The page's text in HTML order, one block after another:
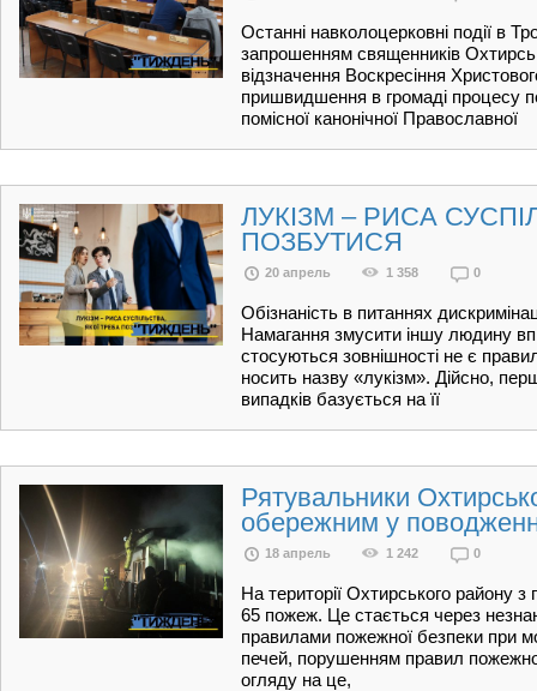
Останні навколоцерковні події в
запрошенням священників
відзначення Воскресіння
пришвидшення в громаді процесу
помісної канонічної Православної
ЛУКІЗМ – РИСА
ПОЗБУТИСЯ
20 апрель 1 358 0
Обізнаність в питаннях
Намагання змусити іншу людину
стосуються зовнішності не є
носить назву «лукізм». Дійсно,
випадків базується на її
Рятувальники
обережним у
18 апрель 1 242 0
На території Охтирського району
65 пожеж. Це стається через
правилами пожежної безпеки при
печей, порушенням правил
огляду на це,